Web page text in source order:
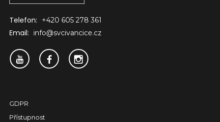
Telefon: +420 605 278 361
Email: info@svcivancice.cz
GDPR
Přístupnost